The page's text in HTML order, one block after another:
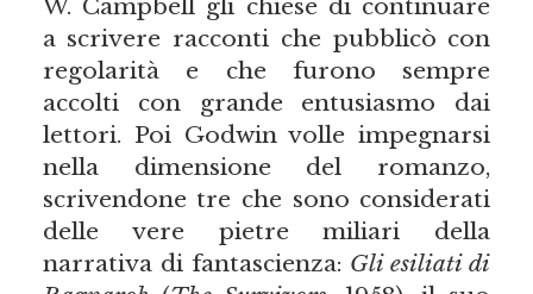
W. Campbell gli chiese di continuare
a scrivere racconti che pubblicò con
regolarità e che furono sempre
accolti con grande entusiasmo dai
lettori. Poi Godwin volle impegnarsi
nella dimensione del romanzo,
scrivendone tre che sono considerati
delle vere pietre miliari della
narrativa di fantascienza: Gli esiliati di